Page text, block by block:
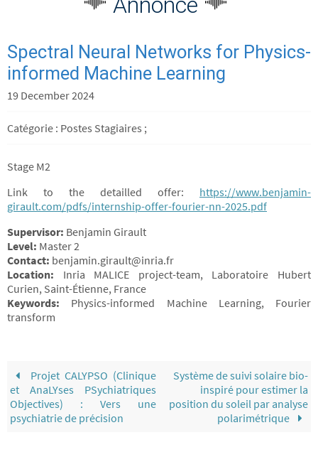
Spectral Neural Networks for Physics-
informed Machine Learning
19 December 2024
Catégorie : Postes Stagiaires ;
Stage M2
Link to the detailled offer: https://www.benjamin-
girault.com/pdfs/internship-offer-fourier-nn-2025.pdf
Supervisor: Benjamin Girault
Level: Master 2
Contact: benjamin.girault@inria.fr
Location: Inria MALICE project-team, Laboratoire Hubert
Curien, Saint-Étienne, France
Keywords: Physics-informed Machine Learning, Fourier
transform
Projet CALYPSO (Clinique
et AnaLYses PSychiatriques
Objectives) : Vers une
psychiatrie de précision
Système de suivi solaire bio-
inspiré pour estimer la
position du soleil par analyse
polarimétrique